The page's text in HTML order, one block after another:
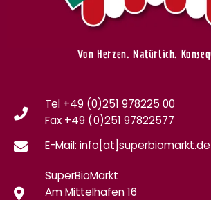
Von Herzen. Natürlich.
Tel +49 (0)251 978225 00
Fax +49 (0)251 97822577
E-Mail: info[at]superbiomarkt.de
SuperBioMarkt
Am Mittelhafen 16